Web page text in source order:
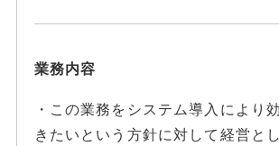
業務内容
・この業務をシステム導入により
きたいという方針に対して経営と